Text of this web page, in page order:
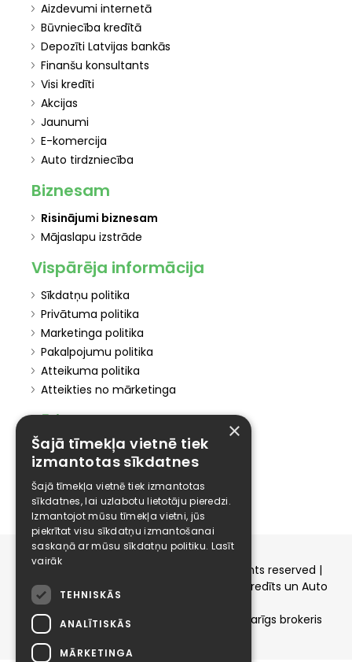
Aizdevumi internetā
Būvniecība kredītā
Depozīti Latvijas bankās
Finanšu konsultants
Visi kredīti
Akcijas
Jaunumi
E-komercija
Auto tirdzniecība
Biznesam
Risinājumi biznesam
Mājaslapu izstrāde
Vispārēja informācija
Sīkdatņu politika
Privātuma politika
Marketinga politika
Pakalpojumu politika
Atteikuma politika
Atteikties no mārketinga
Elīzings
Affiliate
Karjera
Kontakti
Copyright © 2015-2026 elizings.lv | All rights reserved |
elizings - Kredītu salīdzināšana, Patēriņa kredīts un Auto
SIA ELIZINGS.LV - pilnvaru apjoms - neatkarīgs brokeris
×
Šajā tīmekļa vietnē tiek
izmantotas sīkdatnes
Šajā tīmekļa vietnē tiek izmantotas
sīkdatnes, lai uzlabotu lietotāju pieredzi.
Izmantojot mūsu tīmekļa vietni, jūs
piekrītat visu sīkdatņu izmantošanai
saskaņā ar mūsu sīkdatņu politiku. Lasīt
vairāk
TEHNISKĀS
ANALĪTISKĀS
MĀRKETINGA